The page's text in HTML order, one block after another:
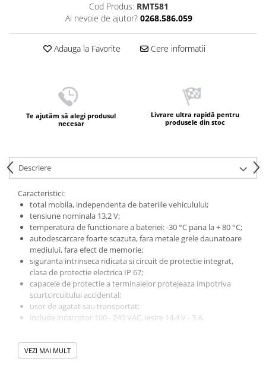
Cod Produs: RMT581
Ai nevoie de ajutor? 0268.586.059
Adauga la Favorite Cere informatii
Te ajutăm să alegi produsul
necesar
Livrare ultra rapidă pentru
produsele din stoc
Descriere
Caracteristici:
total mobila, independenta de bateriile vehiculului;
tensiune nominala 13,2 V;
temperatura de functionare a bateriei: -30 °C pana la + 80 °C;
autodescarcare foarte scazuta, fara metale grele daunatoare
mediului, fara efect de memorie;
siguranta intrinseca ridicata si circuit de protectie integrat,
clasa de protectie electrica IP 67;
capacele de protectie a terminalelor protejeaza impotriva
scurtcircuitului accidental;
usor de agatat sau transportat;
include incarcator 100 - 240 VAC, iesire 14,4 V - 3 A.
Descarcare: cca. 300-380 litri in functie de tipul de pompa.
Timp de incarcare: aprox. 66 minute.
VEZI MAI MULT